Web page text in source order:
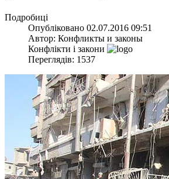
Подробиці
Опубліковано 02.07.2016 09:51
Автор: Конфликты и законы
Конфлікти і закони
Переглядів: 1537